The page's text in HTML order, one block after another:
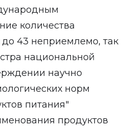
количества
43 неприемлемо, так
национальной
научно
норм
питания"
продуктов